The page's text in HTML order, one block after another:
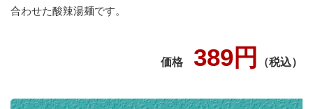
合わせた酸辣湯麺です。
価格 389円 （税込）